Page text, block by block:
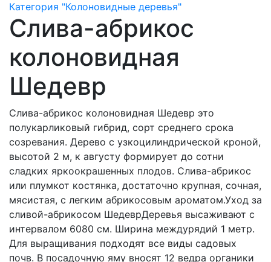
Категория "Колоновидные деревья"
Слива-абрикос
колоновидная
Шедевр
Слива-абрикос колоновидная Шедевр это
полукарликовый гибрид, сорт среднего срока
созревания. Дерево с узкоцилиндрической кроной,
высотой 2 м, к августу формирует до сотни
сладких яркоокрашенных плодов. Слива-абрикос
или плумкот костянка, достаточно крупная, сочная,
мясистая, с легким абрикосовым ароматом.Уход за
сливой-абрикосом ШедеврДеревья высаживают с
интервалом 6080 см. Ширина междурядий 1 метр.
Для выращивания подходят все виды садовых
почв. В посадочную яму вносят 12 ведра органики